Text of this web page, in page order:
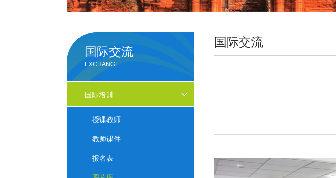
国际交流
国际交流
EXCHANGE
国际培训
授课教师
教师课件
报名表